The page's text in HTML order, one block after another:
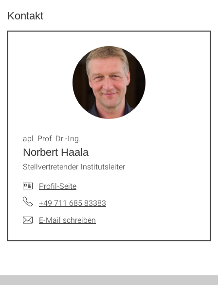
Kontakt
Norbert Haala
apl. Prof. Dr.-Ing.
Stellvertretender Institutsleiter
Profil-Seite
+49 711 685 83383
E-Mail schreiben